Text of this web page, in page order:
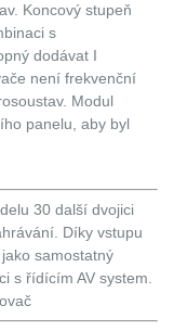
Koncový stupeň
s
dodávat I
není frekvenční
Modul
panelu, aby byl
30 další dvojici
Díky vstupu
samostatný
s řídícím AV system.